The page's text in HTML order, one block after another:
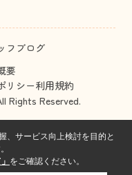
フブログ
要
リシー利用規約
Rights Reserved.
、サービス向上検討を目的と
をご確認ください。